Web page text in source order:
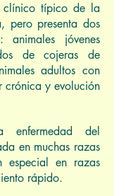
típico de la
pero presenta dos
animales jóvenes
de cojeras de
adultos con
crónica y evolución
del
en muchas razas
especial en razas
rápido.